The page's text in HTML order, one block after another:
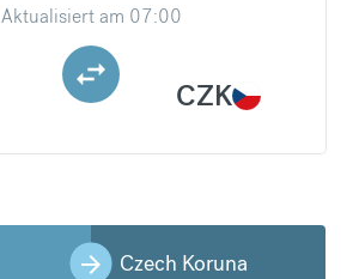
Aktualisiert am 07:00
CZK
Czech Koruna